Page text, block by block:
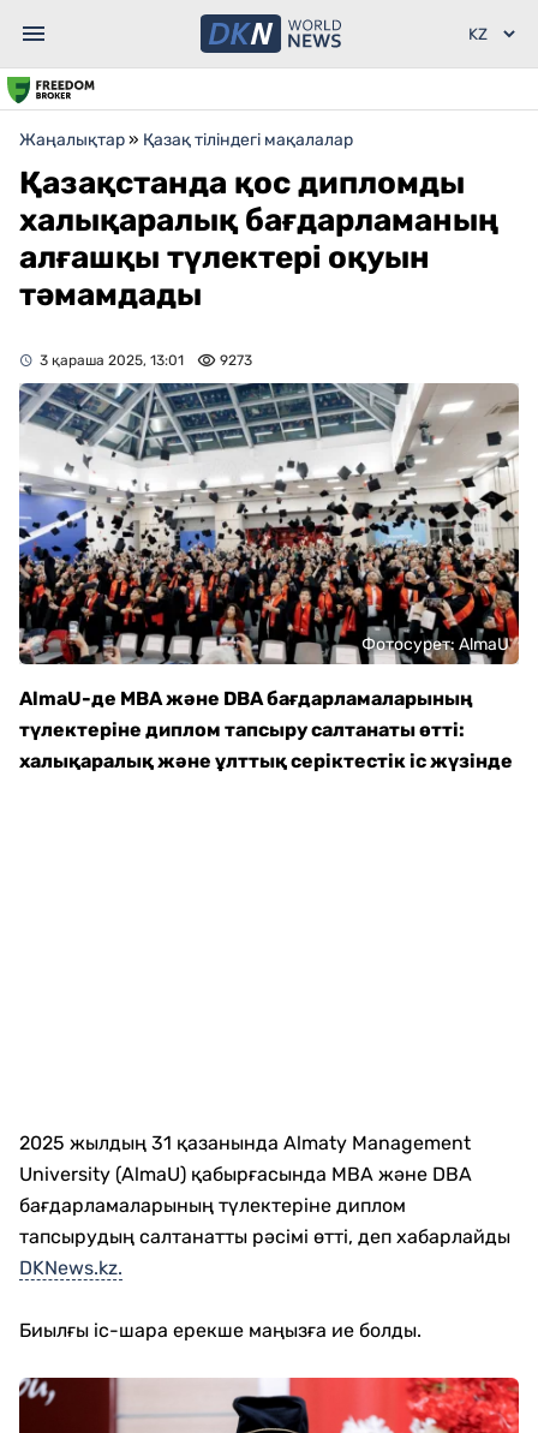
Жаңалықтар» Қазақ тіліндегі мақалалар
Қазақстанда қос дипломды
халықаралық бағдарламаның
алғашқы түлектері оқуын
тәмамдады
3 қараша 2025, 13:01 9273
Фотосурет: AlmaU
AlmaU-де MBA және DBA бағдарламаларының
түлектеріне диплом тапсыру салтанаты өтті:
халықаралық және ұлттық серіктестік іс жүзінде
2025 жылдың 31 қазанында Almaty Management
University (AlmaU) қабырғасында MBA және DBA
бағдарламаларының түлектеріне диплом
тапсырудың салтанатты рәсімі өтті, деп хабарлайды
DKNews.kz.
Биылғы іс-шара ерекше маңызға ие болды.